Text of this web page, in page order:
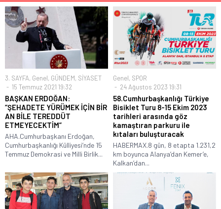
3. SAYFA, Genel, GÜNDEM, SİYASET
15 Temmuz 2021 19:32
BAŞKAN ERDOĞAN:
“ŞEHADETE YÜRÜMEK İÇİN BİR
AN BİLE TEREDDÜT
ETMEYECEKTİM”
AHA.Cumhurbaşkanı Erdoğan,
Cumhurbaşkanlığı Külliyesi’nde 15
Temmuz Demokrasi ve Milli Birlik...
Genel, SPOR
24 Ağustos 2023 19:31
58.Cumhurbaşkanlığı Türkiye
Bisiklet Turu 8-15 Ekim 2023
tarihleri arasında göz
kamaştıran parkuru ile
kıtaları buluşturacak
HABERMAX.8 gün, 8 etapta 1.231,2
km boyunca Alanya’dan Kemer’e,
Kalkan’dan...